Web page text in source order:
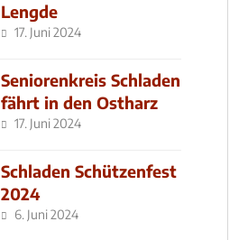
Lengde
17. Juni 2024
Seniorenkreis Schladen
fährt in den Ostharz
17. Juni 2024
Schladen Schützenfest
2024
6. Juni 2024